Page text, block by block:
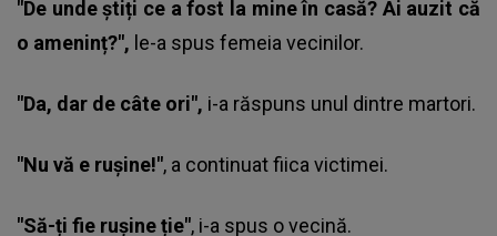
"De unde știți ce a fost la mine în casă? Ai auzit că
o ameninț?", le-a spus femeia vecinilor.
"Da, dar de câte ori", i-a răspuns unul dintre martori.
"Nu vă e rușine!", a continuat fiica victimei.
"Să-ți fie rușine ție", i-a spus o vecină.